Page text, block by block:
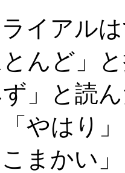
ライアル
んど」
」と読
やはり
こまかい